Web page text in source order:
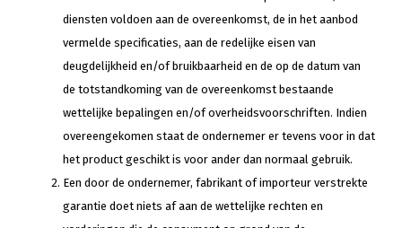
diensten voldoen aan de overeenkomst, de in het aanbod
vermelde specificaties, aan de redelijke eisen van
deugdelijkheid en/of bruikbaarheid en de op de datum van
de totstandkoming van de overeenkomst bestaande
wettelijke bepalingen en/of overheidsvoorschriften. Indien
overeengekomen staat de ondernemer er tevens voor in dat
het product geschikt is voor ander dan normaal gebruik.
Een door de ondernemer, fabrikant of importeur verstrekte
garantie doet niets af aan de wettelijke rechten en